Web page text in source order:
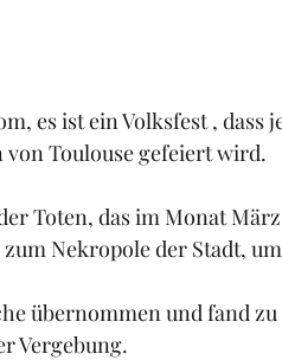
es ist ein Volksfest , dass
von Toulouse gefeiert wird.
Toten, das im Monat
Nekropole der Stadt,
übernommen und fand zu
Vergebung.